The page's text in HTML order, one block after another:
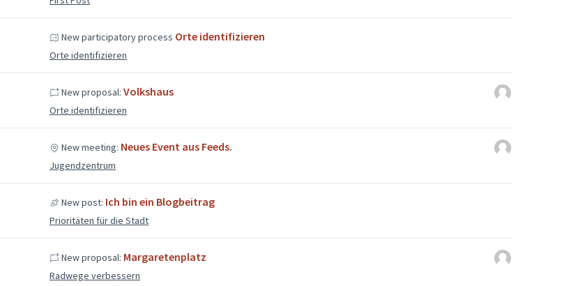
New participatory process Orte identifizieren
Orte identifizieren
New proposal: Volkshaus
Orte identifizieren
New meeting: Neues Event aus Feeds.
Jugendzentrum
New post: Ich bin ein Blogbeitrag
Prioritäten für die Stadt
New proposal: Margaretenplatz
Radwege verbessern